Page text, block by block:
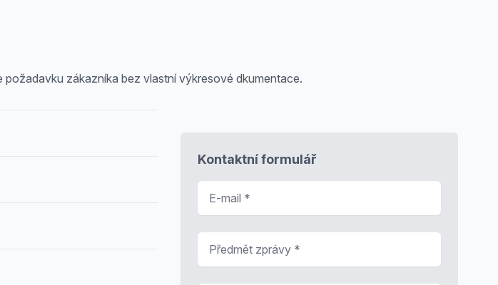
zákazníka bez vlastní výkresové dkumentace.
Kontaktní formulář